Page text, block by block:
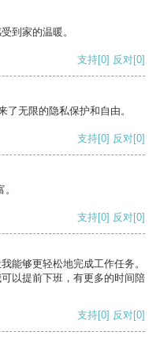
到家的温暖。
支持[0] 反对[0]
无限的隐私保护和自由。
支持[0] 反对[0]
支持[0] 反对[0]
能够更轻松地完成工作任务。
以提前下班，有更多的时间陪
支持[0] 反对[0]